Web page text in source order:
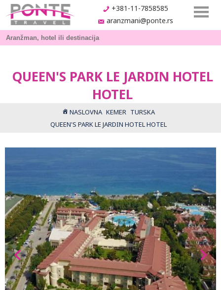
+381-11-7858585
aranzmani@ponte.rs
QUEEN'S PARK LE JARDIN HOTEL
HOTEL
NASLOVNA KEMER TURSKA
QUEEN'S PARK LE JARDIN HOTEL HOTEL